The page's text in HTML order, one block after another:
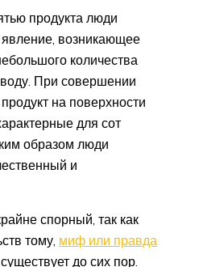
продукта люди
возникающее
количества
При совершении
на поверхности
для сот
образом люди
и
спорный, так как
тому, миф или правда
до сих пор.